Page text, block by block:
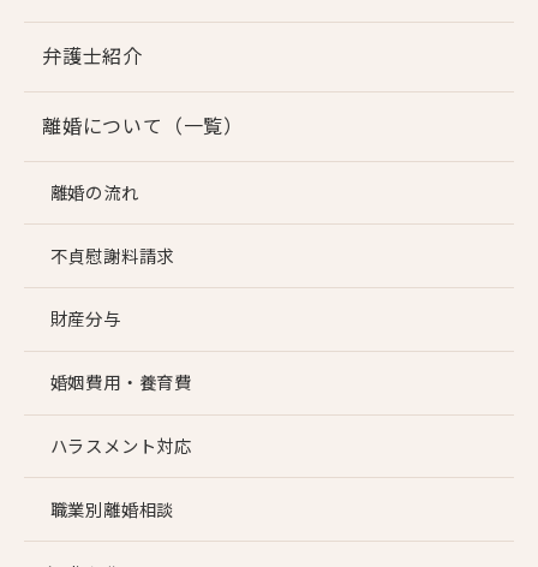
弁護士紹介
離婚について（一覧）
離婚の流れ
不貞慰謝料請求
財産分与
婚姻費用・養育費
ハラスメント対応
職業別離婚相談